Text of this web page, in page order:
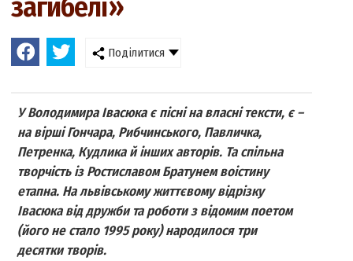
загибелі»
Поділитися
У Володимира Івасюка є пісні на власні тексти, є –
на вірші Гончара, Рибчинського, Павличка,
Петренка, Кудлика й інших авторів. Та спільна
творчість із Ростиславом Братунем воістину
етапна. На львівському життєвому відрізку
Івасюка від дружби та роботи з відомим поетом
(його не стало 1995 року) народилося три
десятки творів.